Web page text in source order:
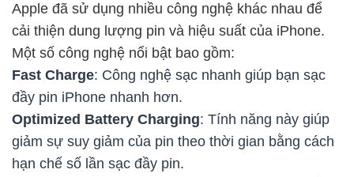
Apple đã sử dụng nhiều công nghệ khác nhau để
cải thiện dung lượng pin và hiệu suất của iPhone.
Một số công nghệ nổi bật bao gồm:
Fast Charge: Công nghệ sạc nhanh giúp bạn sạc
đầy pin iPhone nhanh hơn.
Optimized Battery Charging: Tính năng này giúp
giảm sự suy giảm của pin theo thời gian bằng cách
hạn chế số lần sạc đầy pin.